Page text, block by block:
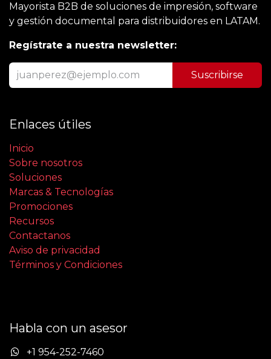
Mayorista B2B de soluciones de impresión, software
y gestión documental para distribuidores en LATAM.
Regístrate a nuestra newsletter:
Suscribirse
Enlaces útiles
Inicio
Sobre nosotros
Soluciones
Marcas & Tecnologías
Promociones
Recursos
Contactanos
Aviso de privacidad
Términos y Condiciones
Habla con un asesor
+1 954-252-7460